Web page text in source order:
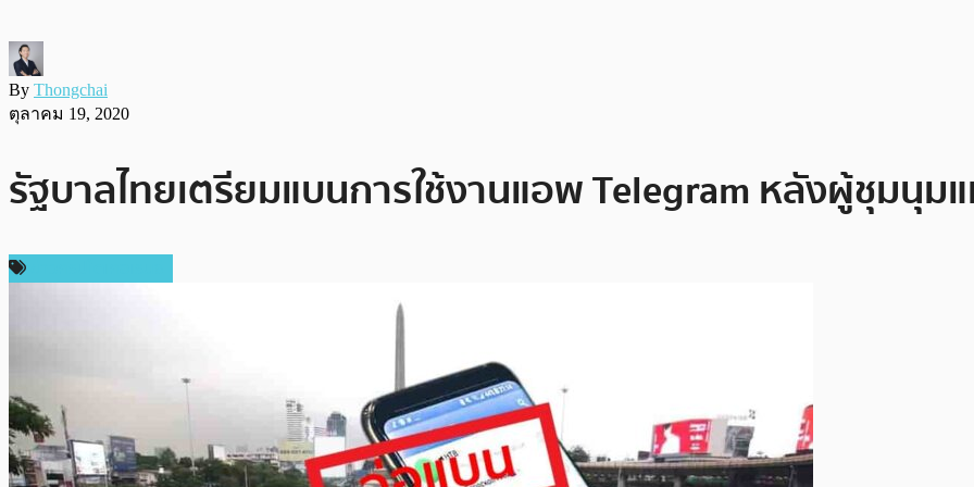
By Thongchai
ตุลาคม 19, 2020
รัฐบาลไทยเตรียมแบนการใช้งานแอพ Telegram หลังผู้ชุมนุม